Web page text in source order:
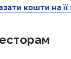
кошти на її